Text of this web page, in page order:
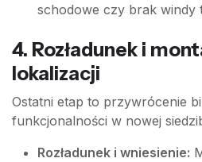
schodowe czy brak windy
4. Rozładunek i
lokalizacji
Ostatni etap to przywrócenie
funkcjonalności w nowej
Rozładunek i wniesienie: